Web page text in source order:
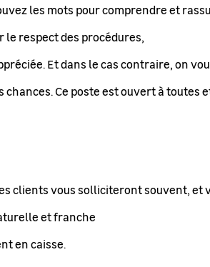
les mots pour comprendre et
respect des procédures,
Et dans le cas contraire, on
Ce poste est ouvert à
clients vous solliciteront souvent,
et franche
en caisse.